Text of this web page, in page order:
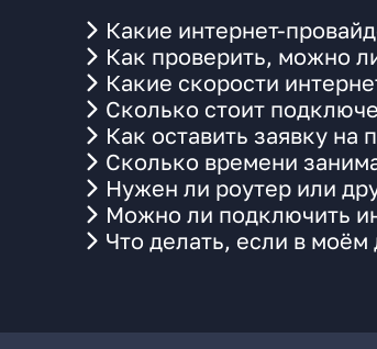
Какие интернет-
Как проверить, можно
Какие скорости
Сколько стоит
Как оставить заявку на
Сколько времени
Нужен ли роутер или
Можно ли подключить
Что делать, если в